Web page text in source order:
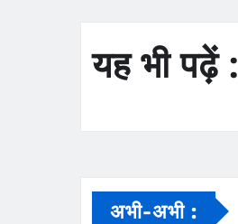
यह भी पढ़ें :
अभी-अभी :